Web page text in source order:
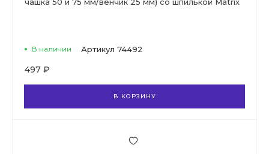
чашка 50 и 75 мм/венчик 25 мм) со шпилькой Matrix
В наличии Артикул 74492
497 ₽
В КОРЗИНУ